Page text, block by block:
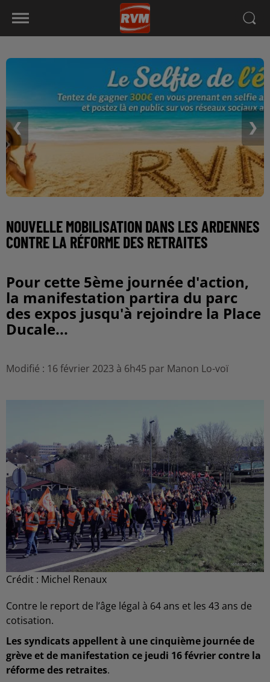
❮ ❯
NOUVELLE MOBILISATION DANS LES ARDENNES
CONTRE LA RÉFORME DES RETRAITES
Pour cette 5ème journée d'action,
la manifestation partira du parc
des expos jusqu'à rejoindre la Place
Ducale...
Modifié : 16 février 2023 à 6h45 par Manon Lo-voï
Crédit : Michel Renaux
Contre le report de l’âge légal à 64 ans et les 43 ans de
cotisation.
Les syndicats appellent à une cinquième journée de
grève et de manifestation ce jeudi 16 février contre la
réforme des retraites.